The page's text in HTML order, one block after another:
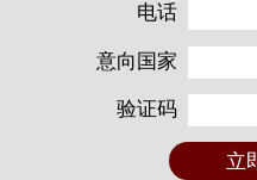
电话
意向国家
验证码
立